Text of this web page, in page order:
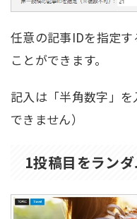
任意の記事IDを指定す
ことができます。
記入は「半角数字」
できません）
1投稿目をラン